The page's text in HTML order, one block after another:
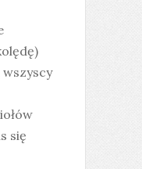
wszyscy
się